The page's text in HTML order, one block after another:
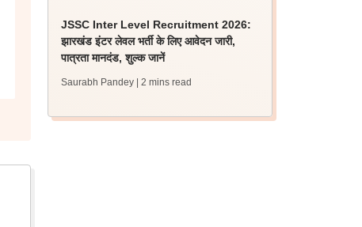
JSSC Inter Level Recruitment 2026:
झारखंड इंटर लेवल भर्ती के लिए आवेदन जारी,
पात्रता मानदंड, शुल्क जानें
Saurabh Pandey | 2 mins read